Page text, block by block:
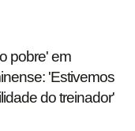
pobre' em
'Estivemos
do treinador'